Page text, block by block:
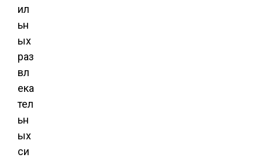
ил
ьн
ых
раз
вл
ека
тел
ьн
ых
си